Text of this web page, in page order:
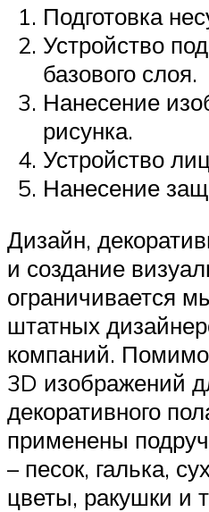
Подготовка
Устройство
базового слоя.
Нанесение
рисунка.
Устройство
Нанесение
Дизайн,
и создание
ограничивается
штатных
компаний.
3D изображений
декоративного
применены
– песок, галька,
цветы, ракушки и